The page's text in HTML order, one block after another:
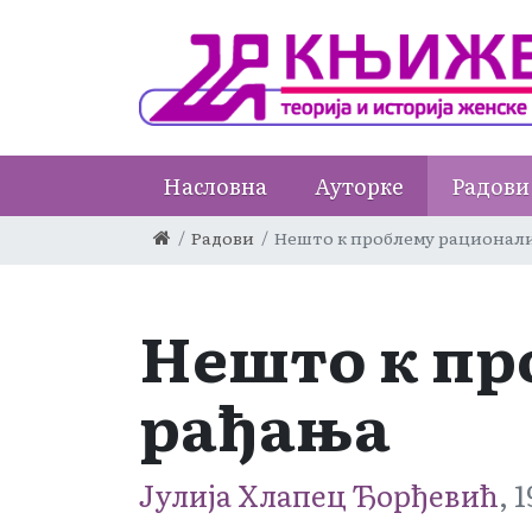
Насловна Ауторке Радови
Радови Нешто к проблему
Нешто к
рађања
Јулија Хлапец Ђорђевић,